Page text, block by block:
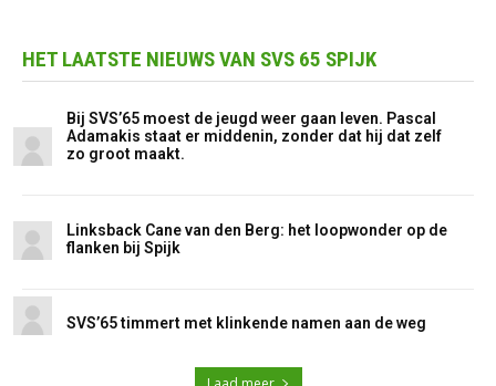
HET LAATSTE NIEUWS VAN SVS 65 SPIJK
Bij SVS’65 moest de jeugd weer gaan leven. Pascal
Adamakis staat er middenin, zonder dat hij dat zelf
zo groot maakt.
Linksback Cane van den Berg: het loopwonder op de
flanken bij Spijk
SVS’65 timmert met klinkende namen aan de weg